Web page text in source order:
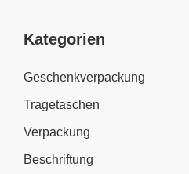
Kategorien
Geschenkverpackung
Tragetaschen
Verpackung
Beschriftung